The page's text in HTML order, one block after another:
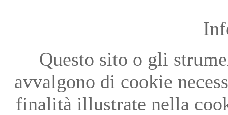
Questo sito o gli
avvalgono di cookie
finalità illustrate nella